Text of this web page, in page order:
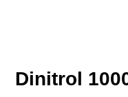
Dinitrol